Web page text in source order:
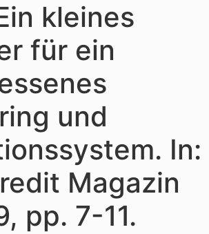
kleines
für ein
und
In:
Magazin
pp. 7-11.